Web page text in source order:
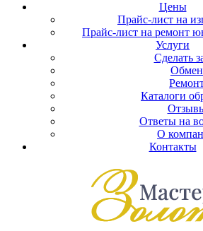
Цены
Прайс-лист на
Прайс-лист на ремонт
Услуги
Сделать
Обмен
Каталоги
Ответы на
О
Контакты